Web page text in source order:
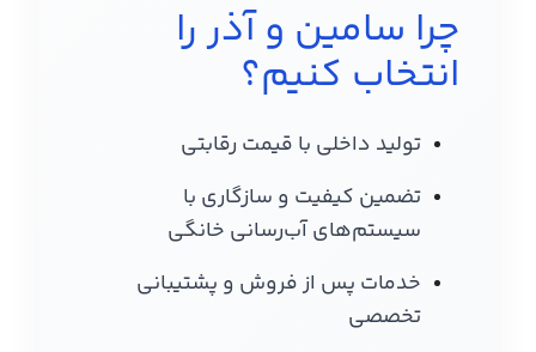
چرا سامین و آذر را
انتخاب کنیم؟
تولید داخلی با قیمت رقابتی
تضمین کیفیت و سازگاری با
سیستم‌های آب‌رسانی خانگی
خدمات پس از فروش و پشتیبانی
تخصصی